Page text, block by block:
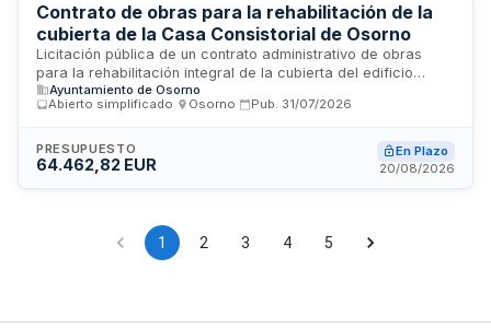
Contrato de obras para la rehabilitación de la
cubierta de la Casa Consistorial de Osorno
Licitación pública de un contrato administrativo de obras
para la rehabilitación integral de la cubierta del edificio
consistorial ubicado en Plaza Mayor de Osorno, Palencia. El
proyecto tiene como objetivo reparar los daños existentes,
municipales y asegurar la correcta conservación del
patrimonio local. La adjudicación se realizará mediante
Ayuntamiento de Osorno
Abierto simplificado
Osorno Pub. 31/07/2026
PRESUPUESTO
64.462,82 EUR
En Plazo
20/08/2026
1 2 3 4 5